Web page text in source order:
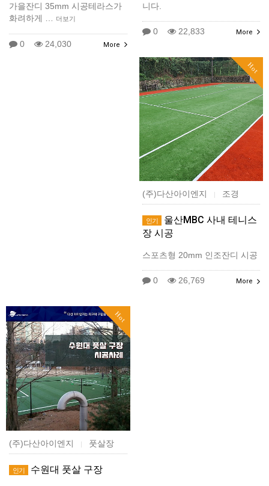
가을잔디 35mm 시공테라스가
화려하게 …
더보기
0 24,030 More
니다.
0 22,833 More
Hot
(주)다산아이엔지 | 조경
인기
울산MBC 사내 테니스
장 시공
스포츠형 20mm 인조잔디 시공
0 26,769 More
Hot
(주)다산아이엔지 | 풋살장
인기 수원대 풋살 구장